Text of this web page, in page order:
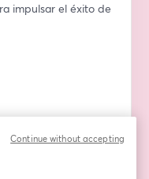
impulsar el éxito de
Continue without accepting